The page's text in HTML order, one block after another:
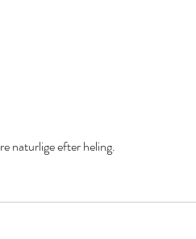
naturlige efter heling.